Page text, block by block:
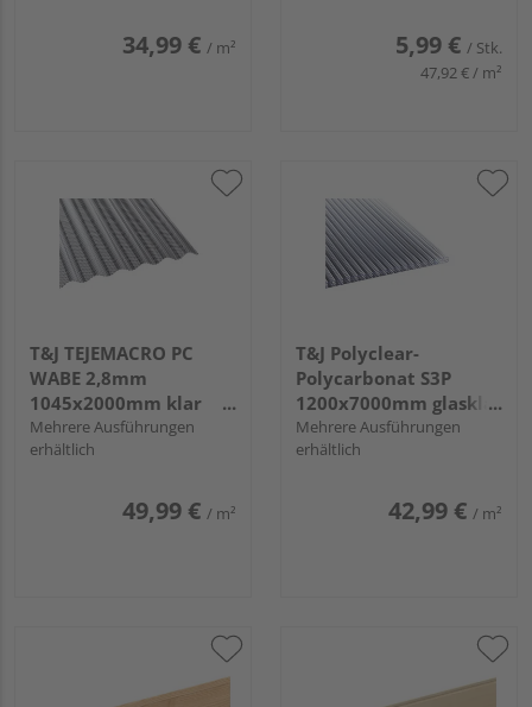
34,99 € / m² 5,99 € / Stk.
47,92 € / m²
T&J TEJEMACRO PC
WABE 2,8mm
1045x2000mm klar
Runde Welle S76/18
Mehrere Ausführungen
erhältlich
49,99 € / m²
T&J Polyclear-
Polycarbonat S3P
1200x7000mm glasklar
16mm
Mehrere Ausführungen
erhältlich
42,99 € / m²